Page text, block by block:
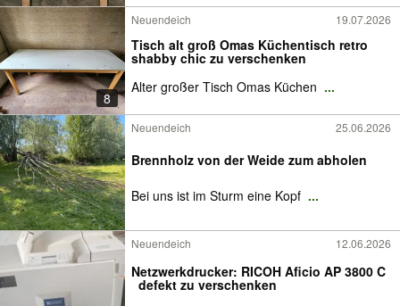
8
Neuendeich 19.07.2026
Tisch alt groß Omas Küchentisch retro
shabby chic zu verschenken
Alter großer Tisch Omas Küchen ...
Neuendeich 25.06.2026
Brennholz von der Weide zum abholen
Bei uns ist im Sturm eine Kopf ...
Neuendeich 12.06.2026
Netzwerkdrucker: RICOH Aficio AP 3800 C
_defekt zu verschenken